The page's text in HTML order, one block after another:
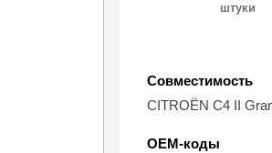
штуки
Совместимость
CITROËN C4 II
OEM-коды